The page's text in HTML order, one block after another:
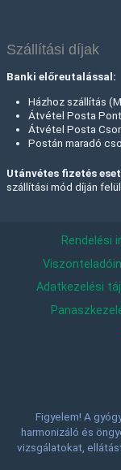
Szállítási díjak
Banki előreutalással:
Házhoz szállítás
Átvétel Posta
Átvétel Posta
Postán maradó
Utánvétes fizetés
szállítási mód díján
Rendelési
Adatkezelési
Figyelem! A
harmonizáló és
vizsgálatokat,